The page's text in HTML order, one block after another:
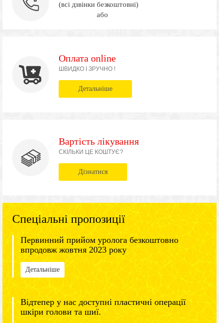
(всі дзвінки безкоштовні)
або
Оплата online
ШВИДКО І ЗРУЧНО !
Детальніше
Вартість лікування
СКІЛЬКИ ЦЕ КОШТУЄ?
Дізнатися
Спеціальні пропозиції
Первинний прийом уролога безкоштовно
впродовж жовтня 2023 року
Детальніше
Відтепер у нас доступні пластичні операції
шкіри голови та шиї.